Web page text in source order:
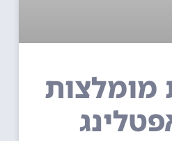
מומלצות